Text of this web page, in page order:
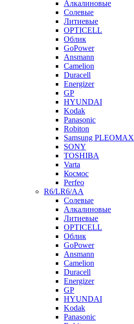
Алкалиновые
Солевые
Литиевые
OPTICELL
Облик
GoPower
Ansmann
Camelion
Duracell
Energizer
GP
HYUNDAI
Kodak
Panasonic
Robiton
Samsung PLEOMAX
SONY
TOSHIBA
Varta
Космос
Perfeo
R6/LR6/AA
Солевые
Алкалиновые
Литиевые
OPTICELL
Облик
GoPower
Ansmann
Camelion
Duracell
Energizer
GP
HYUNDAI
Kodak
Panasonic